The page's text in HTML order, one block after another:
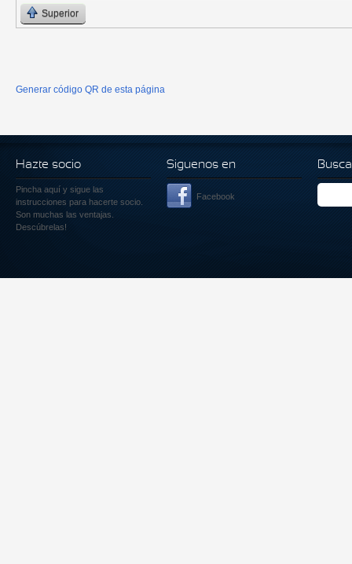
Superior
Generar código QR de esta página
Hazte socio
Pincha aquí y sigue las
instrucciones para hacerte socio.
Son muchas las ventajas.
Descúbrelas!
Siguenos en
Facebook